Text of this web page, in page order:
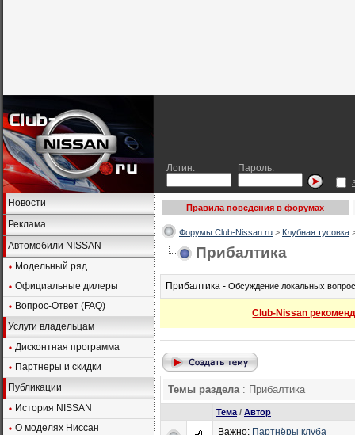
Логин: Пароль:
Новости
Реклама
Автомобили NISSAN
Модельный ряд
Официальные дилеры
Вопрос-Ответ (FAQ)
Услуги владельцам
Дисконтная программа
Партнеры и скидки
Публикации
История NISSAN
О моделях Ниссан
Правила поведения в форумах
Форумы Club-Nissan.ru > Клубная тусовка
Прибалтика
Прибалтика - Обсуждение локальных
Club-Nissan
Темы раздела: Прибалтика
Тема / Автор
Важно: Партнёры клуба